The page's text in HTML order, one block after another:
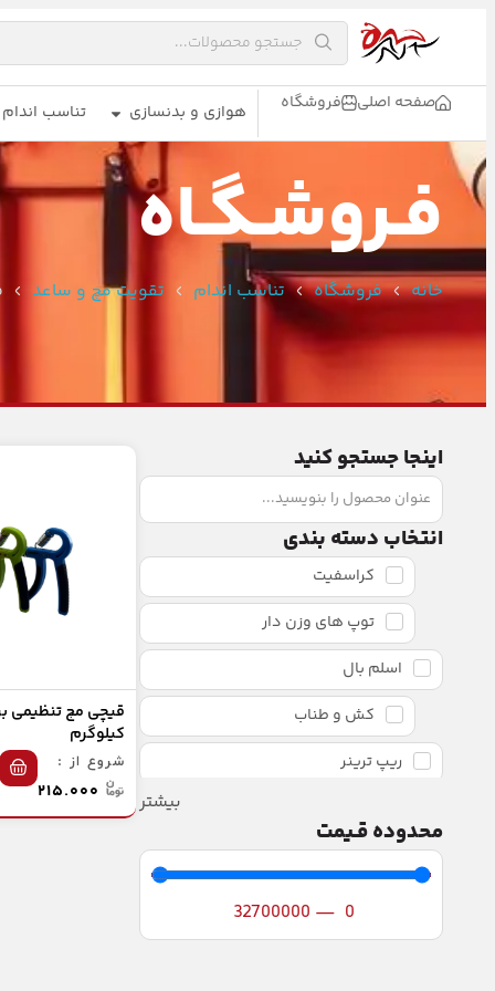
هوازی و بدنسازی تناسب اندام صفحه اصلی فروشگاه
فـروشـگـاه
خانه فروشگاه تناسب اندام تقویت مچ و ساعد
اینجا جستجو کنید
انتخاب دسته بندی
کراسفیت
توپ های وزن دار
اسلم بال
کش و طناب
ریپ ترینر
تجهیزات کراسفیت
ماسک و چتر استقامت
بیشتر
محدوده قـیمت
0
—
32700000
کیلوگرم
شروع از :